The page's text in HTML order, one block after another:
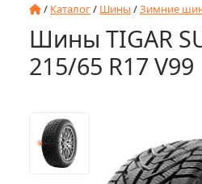
/ Каталог/ Шины /Зимние
Шины TIGAR
215/65 R17 V99